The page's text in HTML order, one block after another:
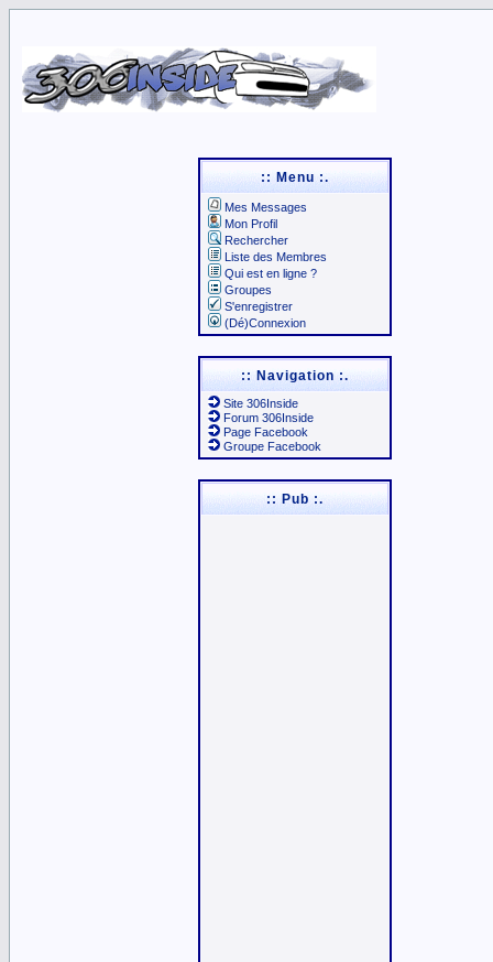
:: Menu :.
Mes Messages
Mon Profil
Rechercher
Liste des Membres
Qui est en ligne ?
Groupes
S'enregistrer
(Dé)Connexion
:: Navigation :.
Site 306Inside
Forum 306Inside
Page Facebook
Groupe Facebook
:: Pub :.